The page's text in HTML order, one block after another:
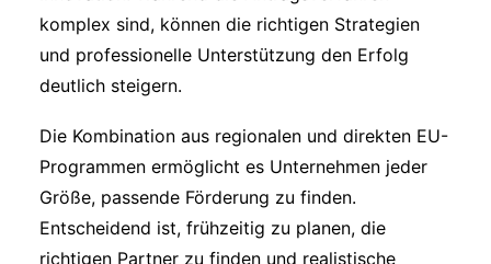
komplex sind, können die richtigen Strategien
und professionelle Unterstützung den Erfolg
deutlich steigern.
Die Kombination aus regionalen und direkten EU-
Programmen ermöglicht es Unternehmen jeder
Größe, passende Förderung zu finden.
Entscheidend ist, frühzeitig zu planen, die
richtigen Partner zu finden und realistische